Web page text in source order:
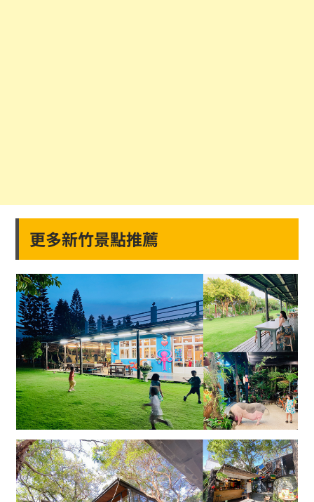
更多新竹景點推薦